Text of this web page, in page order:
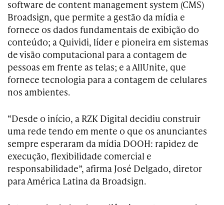
software de content management system (CMS)
Broadsign, que permite a gestão da mídia e
fornece os dados fundamentais de exibição do
conteúdo; a Quividi, líder e pioneira em sistemas
de visão computacional para a contagem de
pessoas em frente as telas; e a AllUnite, que
fornece tecnologia para a contagem de celulares
nos ambientes.
“Desde o início, a RZK Digital decidiu construir
uma rede tendo em mente o que os anunciantes
sempre esperaram da mídia DOOH: rapidez de
execução, flexibilidade comercial e
responsabilidade”, afirma José Delgado, diretor
para América Latina da Broadsign.